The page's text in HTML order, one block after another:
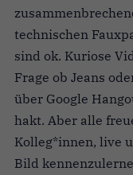
technischen
sind ok. Kuriose
Frage ob Jeans
über Google
hakt. Aber alle
Kolleg*innen, live
Bild